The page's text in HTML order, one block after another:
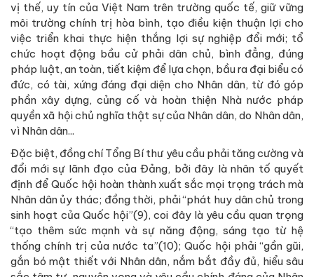
vị thế, uy tín của Việt Nam trên trường quốc tế, giữ vững
môi trường chính trị hòa bình, tạo điều kiện thuận lợi cho
việc triển khai thực hiện thắng lợi sự nghiệp đổi mới; tổ
chức hoạt động bầu cử phải dân chủ, bình đẳng, đúng
pháp luật, an toàn, tiết kiệm để lựa chọn, bầu ra đại biểu có
đức, có tài, xứng đáng đại diện cho Nhân dân, từ đó góp
phần xây dựng, củng cố và hoàn thiện Nhà nước pháp
quyền xã hội chủ nghĩa thật sự của Nhân dân, do Nhân dân,
vì Nhân dân...
Đặc biệt, đồng chí Tổng Bí thư yêu cầu phải tăng cường và
đổi mới sự lãnh đạo của Đảng, bởi đây là nhân tố quyết
định để Quốc hội hoàn thành xuất sắc mọi trọng trách mà
Nhân dân ủy thác; đồng thời, phải “phát huy dân chủ trong
sinh hoạt của Quốc hội”(9), coi đây là yêu cầu quan trọng
“tạo thêm sức mạnh và sự năng động, sáng tạo từ hệ
thống chính trị của nước ta”(10); Quốc hội phải “gần gũi,
gắn bó mật thiết với Nhân dân, nắm bắt đầy đủ, hiểu sâu